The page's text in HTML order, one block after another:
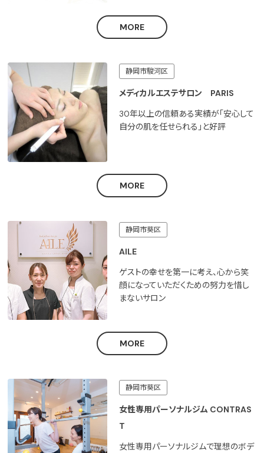
MORE
静岡市駿河区
メディカルエステサロン PARIS
30年以上の信頼ある実績が「安心して
自分の肌を任せられる」と好評
MORE
静岡市葵区
AILE
ゲストの幸せを第一に考え、心から笑
顔になっていただくための努力を惜し
まないサロン
MORE
静岡市葵区
女性専用パーソナルジム CONTRAS
T
女性専用パーソナルジムで理想のボデ